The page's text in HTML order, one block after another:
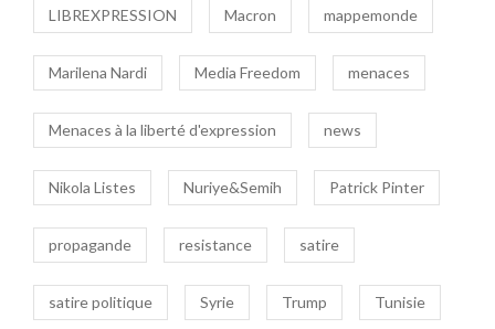
LIBREXPRESSION Macron mappemonde
Marilena Nardi Media Freedom menaces
Menaces à la liberté d'expression news
Nikola Listes Nuriye&Semih Patrick Pinter
propagande resistance satire
satire politique Syrie Trump Tunisie